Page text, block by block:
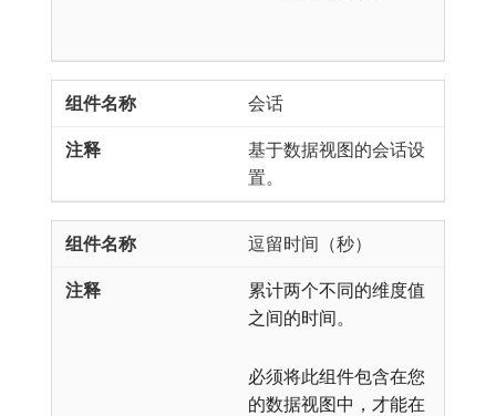
会话
基于数据视图的会话设
置。
逗留时间（秒）
累计两个不同的维度值
之间的时间。
必须将此组件包含在您
的数据视图中，才能在